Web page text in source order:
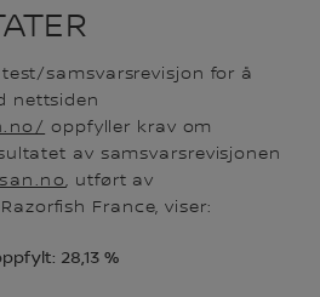
samsvarsrevisjon for å
nettsiden
oppfyller krav om
av samsvarsrevisjonen
, utført av
France, viser:
28,13 %